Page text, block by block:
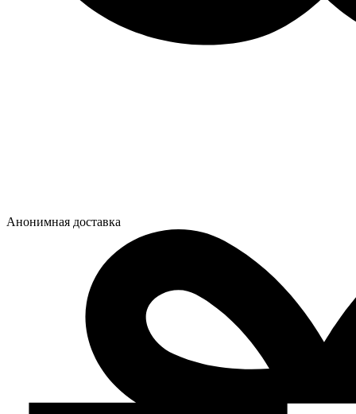
Анонимная доставка